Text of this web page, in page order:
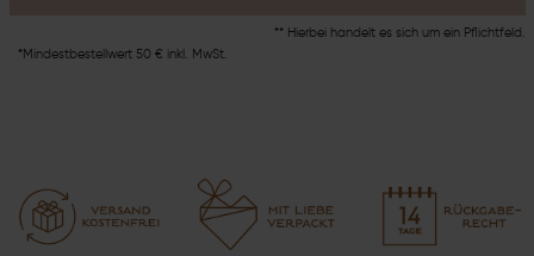
** Hierbei handelt es sich um ein Pflichtfeld.
*Mindestbestellwert 50 € inkl. MwSt.